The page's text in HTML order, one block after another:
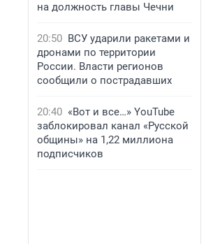
на должность главы Чечни
20:50 ВСУ ударили ракетами и
дронами по территории
России. Власти регионов
сообщили о пострадавших
20:40 «Вот и все…» YouTube
заблокировал канал «Русской
общины» на 1,22 миллиона
подписчиков